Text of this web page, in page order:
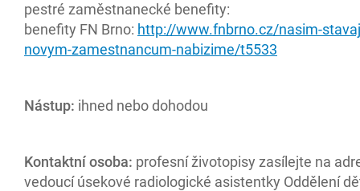
pestré zaměstnanecké benefity:
benefity FN Brno: http://www.fnbrno.cz/nasim-
novym-zamestnancum-nabizime/t5533
Nástup: ihned nebo dohodou
Kontaktní osoba: profesní životopisy zasílejte na
vedoucí úsekové radiologické asistentky Oddělení